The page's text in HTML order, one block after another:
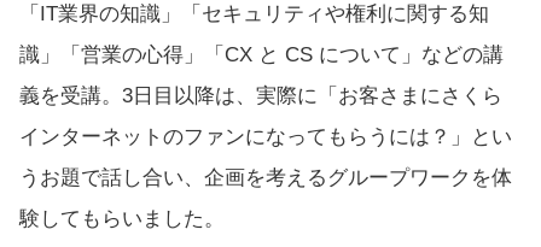
「IT業界の知識」「セキュリティや権利に関する知
識」「営業の心得」「CX と CS について」などの講
義を受講。3日目以降は、実際に「お客さまにさくら
インターネットのファンになってもらうには？」とい
うお題で話し合い、企画を考えるグループワークを体
験してもらいました。